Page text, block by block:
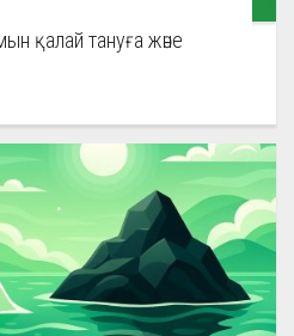
қалай тануға және